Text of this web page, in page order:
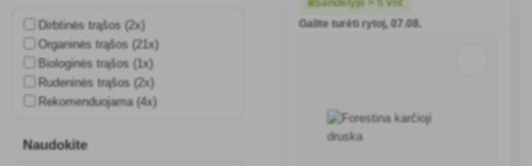
Dirbtinės trąšos (2x)
Organinės trąšos (21x)
Biologinės trąšos (1x)
Rudeninės trąšos (2x)
Rekomenduojama (4x)
Naudokite
Sandėlyje > 5 vnt
Galite turėti rytoj, 07.08.